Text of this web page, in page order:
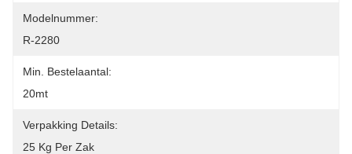
Modelnummer:
R-2280
Min. Bestelaantal:
20mt
Verpakking Details:
25 Kg Per Zak